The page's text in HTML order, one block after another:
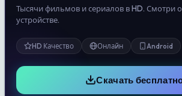
Тысячи фильмов и сериалов в HD. Смотри
устройстве.
HD Качество Онлайн Android
Скачать